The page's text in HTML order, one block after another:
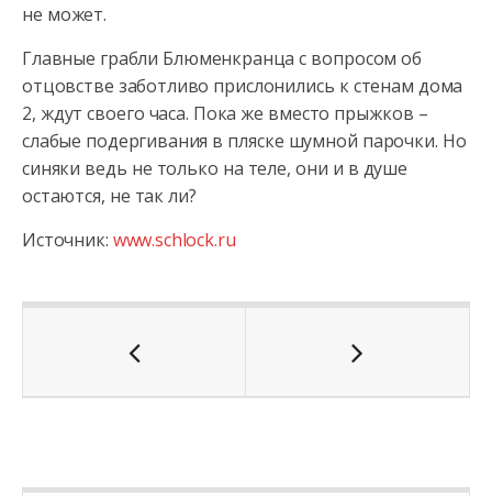
не может.
Главные грабли Блюменкранца с вопросом об
отцовстве заботливо прислонились к стенам дома
2, ждут своего часа. Пока же вместо прыжков –
слабые подергивания в пляске шумной парочки. Но
синяки ведь не только на теле, они и в душе
остаются, не так ли?
Источник: www.schlock.ru